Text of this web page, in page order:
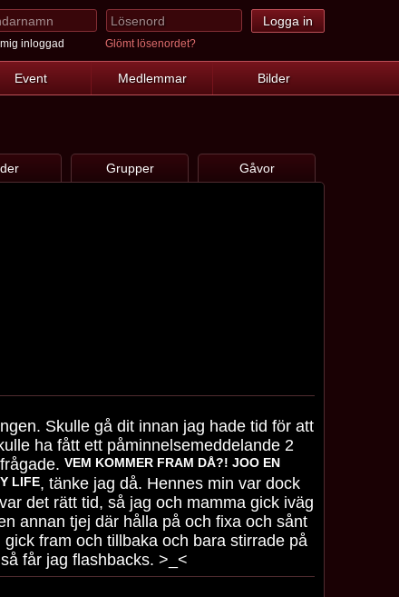
inloggad Glömt lösenordet?
Event Medlemmar Bilder
Grupper Gåvor
Skulle gå dit innan jag hade tid för att
ha fått ett påminnelsemeddelande 2
VEM KOMMER FRAM DÅ?! JOO EN
LIFE, tänke jag då. Hennes min var dock
det rätt tid, så jag och mamma gick iväg
annan tjej där hålla på och fixa och sånt
fram och tillbaka och bara stirrade på
får jag flashbacks. >_<